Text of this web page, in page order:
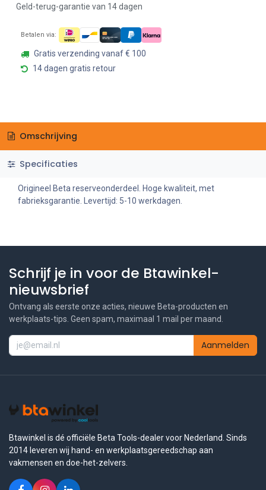
Geld-terug-garantie van 14 dagen
Betalen via:
Gratis verzending vanaf € 100
14 dagen gratis retour
Omschrijving
Specificaties
Origineel Beta reserveonderdeel. Hoge kwaliteit, met
fabrieksgarantie. Levertijd: 5-10 werkdagen.
Schrijf je in voor de Btawinkel-
nieuwsbrief
Ontvang als eerste onze acties, nieuwe Beta-producten en
werkplaats-tips. Geen spam, maximaal 1 mail per maand.
Aanmelden
Btawinkel is dé officiële Beta Tools-dealer voor Nederland. Sinds
2014 leveren wij hand- en werkplaatsgereedschap aan
vakmensen en doe-het-zelvers.